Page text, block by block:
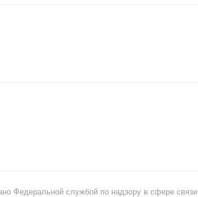
Федеральной службой по надзору в сфере связи,